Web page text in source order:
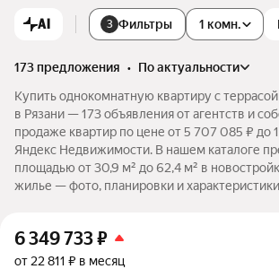
AI 3 Фильтры 1 комн.
173 предложения •
по актуальности
Купить однокомнатную квартиру с
в Рязани — 173 объявления от агентств и
продаже квартир по цене от 5 707 085 ₽ до
Яндекс Недвижимости. В нашем каталоге
площадью от 30,9 м² до 62,4 м² в
жилье — фото, планировки и
6 349 733₽
от 22 811 ₽ в месяц